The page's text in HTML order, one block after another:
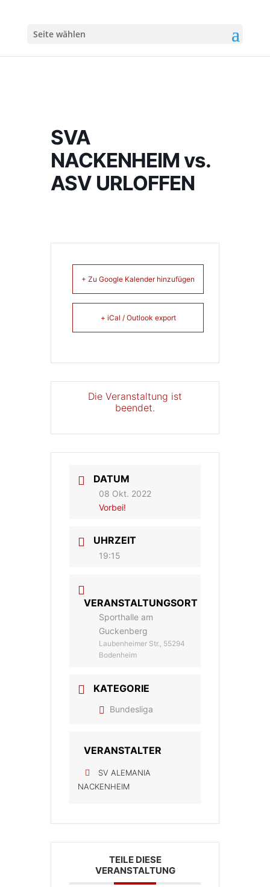
Seite wählen
SVA
NACKENHEIM vs.
ASV URLOFFEN
+ Zu Google Kalender hinzufügen
+ iCal / Outlook export
Die Veranstaltung ist
beendet.
DATUM
08 Okt. 2022
Vorbei!
UHRZEIT
19:15
VERANSTALTUNGSORT
Sporthalle am
Guckenberg
Laubenheimer Str., 55294
Bodenheim
KATEGORIE
Bundesliga
VERANSTALTER
SV ALEMANIA
NACKENHEIM
TEILE DIESE
VERANSTALTUNG